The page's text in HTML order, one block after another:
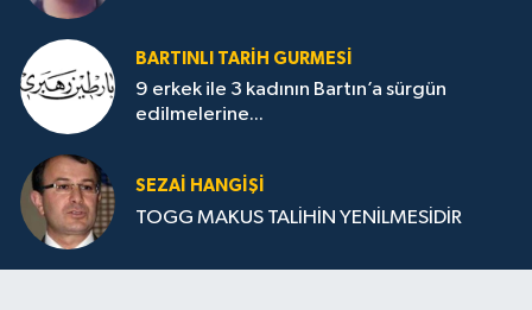
BARTINLI TARIH GURMESI
9 erkek ile 3 kadının Bartın’a sürgün
edilmelerine...
SEZAI HANGİŞİ
TOGG MAKUS TALİHİN YENİLMESİDİR